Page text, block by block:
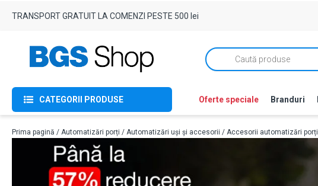
TRANSPORT GRATUIT LA COMENZI PESTE 500 lei
Products
search
CATEGORII PRODUSE Oferte speciale Branduri
Prima pagină / Automatizări porți / Automatizări uși și accesorii / Accesorii automatizări porți